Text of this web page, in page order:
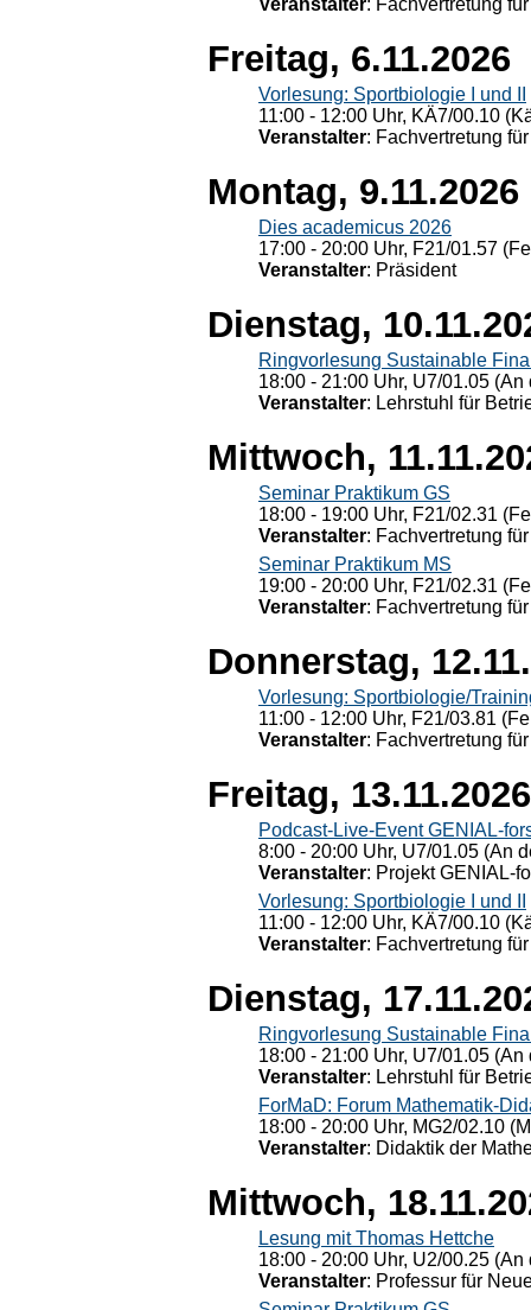
Veranstalter: Fachvertretung
Freitag, 6.11.2026
Vorlesung: Sportbiologie I und II
11:00 - 12:00 Uhr, KÄ7/00.10
Veranstalter: Fachvertretung
Montag, 9.11.2026
Dies academicus 2026
17:00 - 20:00 Uhr, F21/01.57
Veranstalter: Präsident
Dienstag,
Ringvorlesung Sustainable
18:00 - 21:00 Uhr, U7/01.05
Veranstalter: Lehrstuhl für
Mittwoch,
Seminar Praktikum GS
18:00 - 19:00 Uhr, F21/02.31
Veranstalter: Fachvertretung
Seminar Praktikum MS
19:00 - 20:00 Uhr, F21/02.31
Veranstalter: Fachvertretung
Donnerstag,
Vorlesung: Sportbiologie/
11:00 - 12:00 Uhr, F21/03.81
Veranstalter: Fachvertretung
Freitag, 13.11.2026
Podcast-Live-Event GENIAL-
8:00 - 20:00 Uhr, U7/01.05 (An
Veranstalter: Projekt GENIAL-
Vorlesung: Sportbiologie I und II
11:00 - 12:00 Uhr, KÄ7/00.10
Veranstalter: Fachvertretung
Dienstag,
Ringvorlesung Sustainable
18:00 - 21:00 Uhr, U7/01.05
Veranstalter: Lehrstuhl für
ForMaD: Forum Mathematik-
18:00 - 20:00 Uhr, MG2/02.10
Veranstalter: Didaktik der
Mittwoch,
Lesung mit Thomas Hettche
18:00 - 20:00 Uhr, U2/00.25
Veranstalter: Professur für